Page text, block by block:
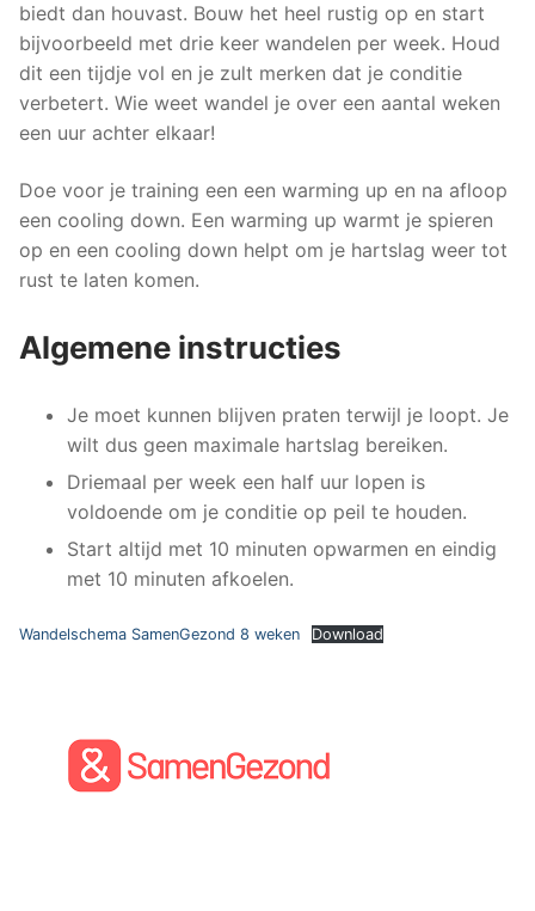
biedt dan houvast. Bouw het heel rustig op en start
bijvoorbeeld met drie keer wandelen per week. Houd
dit een tijdje vol en je zult merken dat je conditie
verbetert. Wie weet wandel je over een aantal weken
een uur achter elkaar!
Doe voor je training een een warming up en na afloop
een cooling down. Een warming up warmt je spieren
op en een cooling down helpt om je hartslag weer tot
rust te laten komen.
Algemene instructies
Je moet kunnen blijven praten terwijl je loopt. Je
wilt dus geen maximale hartslag bereiken.
Driemaal per week een half uur lopen is
voldoende om je conditie op peil te houden.
Start altijd met 10 minuten opwarmen en eindig
met 10 minuten afkoelen.
Wandelschema SamenGezond 8 weken Download